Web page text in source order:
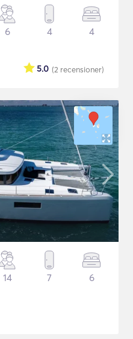
6 4 4
(2 recensioner)
5.0
14 7 6